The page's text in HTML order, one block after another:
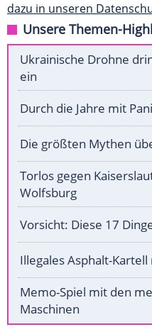
dazu in unseren
Unsere Themen-
Ukrainische Drohne
ein
Durch die Jahre mit
Die größten Mythen
Torlos gegen
Wolfsburg
Vorsicht: Diese 17
Illegales Asphalt-
Memo-Spiel mit den
Maschinen